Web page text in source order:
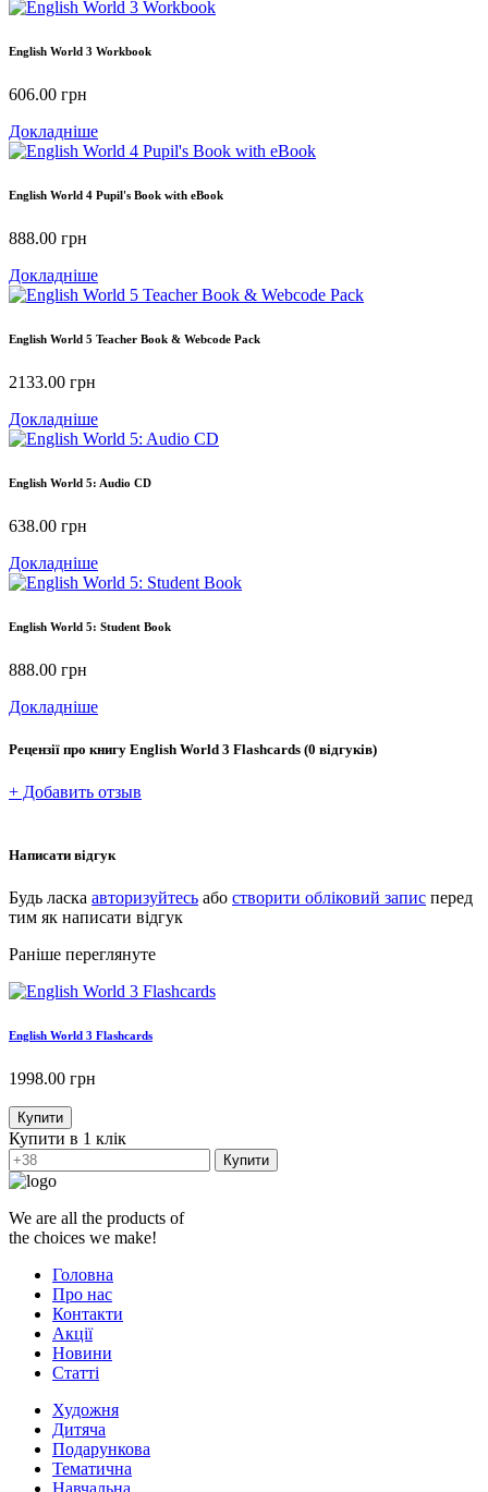
English World 3 Workbook
606.00 грн
Докладніше
English World 4 Pupil's Book with eBook
888.00 грн
Докладніше
English World 5 Teacher Book & Webcode Pack
2133.00 грн
Докладніше
English World 5: Audio CD
638.00 грн
Докладніше
English World 5: Student Book
888.00 грн
Докладніше
Рецензії про книгу English World 3 Flashcards (0 відгуків)
+ Добавить отзыв
Написати відгук
Будь ласка авторизуйтесь або створити обліковий запис перед
тим як написати відгук
Раніше переглянуте
English World 3 Flashcards
1998.00 грн
Купити
Купити в 1 клік
Купити
We are all the products of
the choices we make!
Головна
Про нас
Контакти
Акції
Новини
Статті
Художня
Дитяча
Подарункова
Тематична
Навчальна